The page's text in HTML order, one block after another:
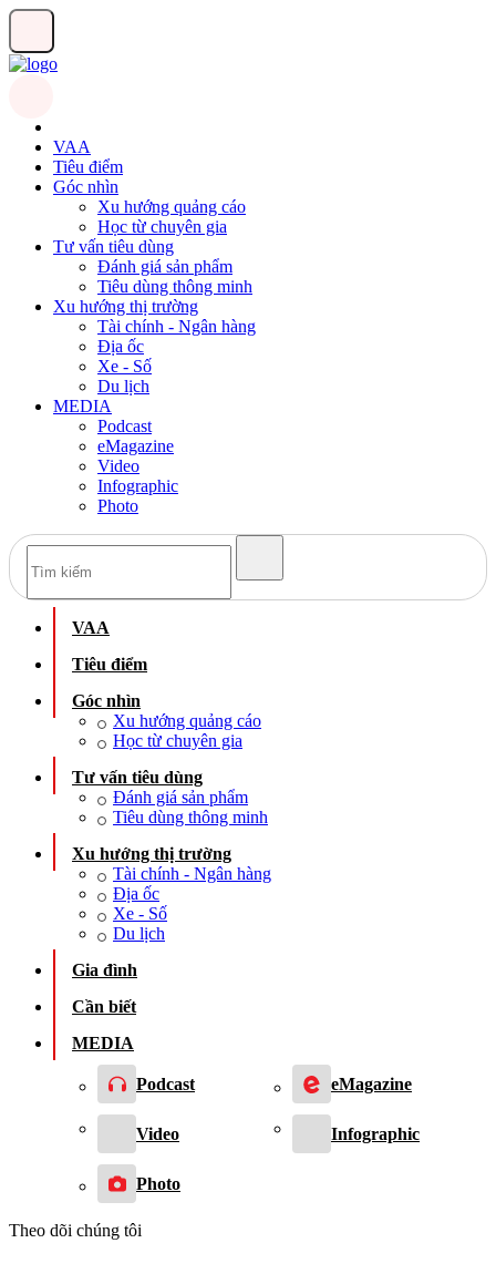
VAA
Tiêu điểm
Góc nhìn
Xu hướng quảng cáo
Học từ chuyên gia
Tư vấn tiêu dùng
Đánh giá sản phẩm
Tiêu dùng thông minh
Xu hướng thị trường
Tài chính - Ngân hàng
Địa ốc
Xe - Số
Du lịch
MEDIA
Podcast
eMagazine
Video
Infographic
Photo
VAA
Tiêu điểm
Góc nhìn
Xu hướng quảng cáo
Học từ chuyên gia
Tư vấn tiêu dùng
Đánh giá sản phẩm
Tiêu dùng thông minh
Xu hướng thị trường
Tài chính - Ngân hàng
Địa ốc
Xe - Số
Du lịch
Gia đình
Cần biết
MEDIA
Podcast eMagazine
Video Infographic
Photo
Theo dõi chúng tôi